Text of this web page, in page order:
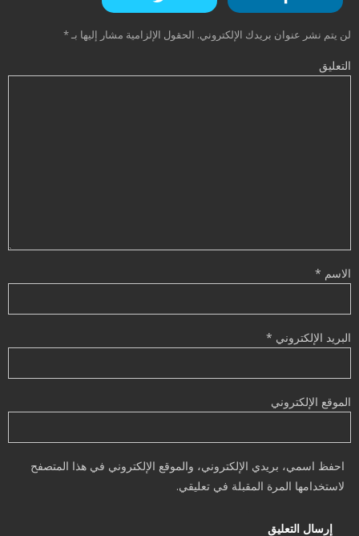
لن يتم نشر عنوان بريدك الإلكتروني. الحقول الإلزامية مشار إليها بـ*
التعليق
الاسم *
البريد الإلكتروني *
الموقع الإلكتروني
احفظ اسمي، بريدي الإلكتروني، والموقع الإلكتروني في هذا المتصفح
لاستخدامها المرة المقبلة في تعليقي.